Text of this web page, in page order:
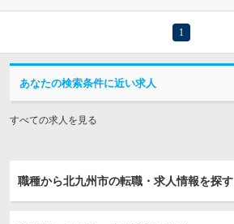
1
あなたの検索条件に近い求人
すべての求人を見る
職種から北九州市の転職・求人情報を探す